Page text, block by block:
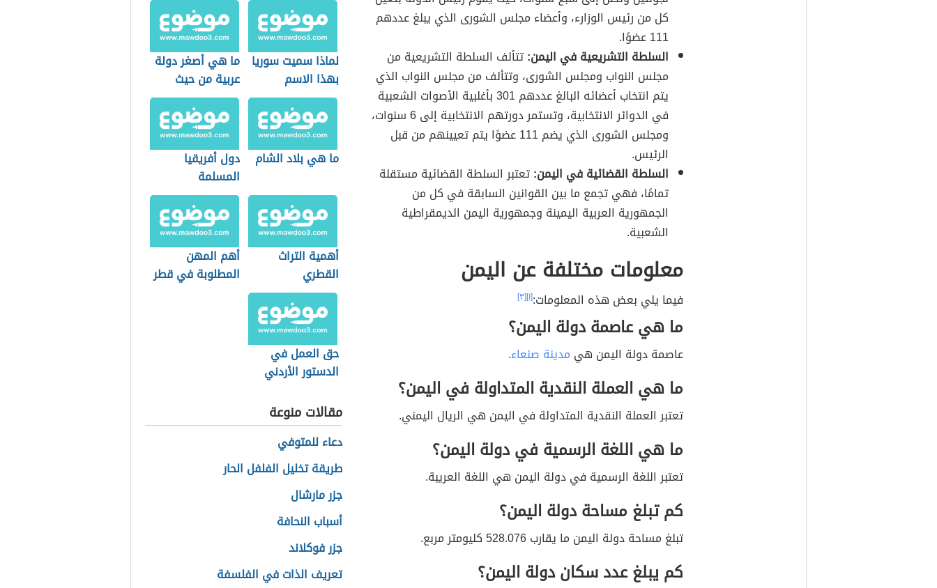
كل من رئيس الوزارء، وأعضاء مجلس الشورى الذي يبلغ عددهم
111 عضوًا.
السلطة التشريعية في اليمن:تتألف السلطة التشريعية من
مجلس النواب ومجلس الشورى، وتتألف من مجلس النواب الذي
يتم انتخاب أعضائه البالغ عددهم 301 بأغلبية الأصوات الشعبية
في الدوائر الانتخابية، وتستمر دورتهم الانتخابية إلى 6 سنوات،
ومجلس الشورى الذي يضم 111 عضوًا يتم تعيينهم من قبل
الرئيس.
السلطة القضائية في اليمن:تعتبر السلطة القضائية مستقلة
تمامًا، فهي تجمع ما بين القوانين السابقة في كل من
الجمهورية العربية اليمينة وجمهورية اليمن الديمقراطية
الشعبية.
معلومات مختلفة عن اليمن
فيما يلي بعض هذه المعلومات:[١] [٣]
ما هي عاصمة دولة اليمن؟
عاصمة دولة اليمن هي مدينة صنعاء.
ما هي العملة النقدية المتداولة في اليمن؟
تعتبر العملة النقدية المتداولة في اليمن هي الريال اليمني.
ما هي اللغة الرسمية في دولة اليمن؟
تعتبر اللغة الرسمية في دولة اليمن هي اللغة العريبة.
كم تبلغ مساحة دولة اليمن؟
تبلغ مساحة دولة اليمن ما يقارب 528.076 كليومتر مربع.
كم يبلغ عدد سكان دولة اليمن؟
لماذا سميت سوريا
بهذا الاسم
ما هي أصغر دولة
عربية من حيث
المساحة
ما هي بلاد الشام
دول أفريقيا
المسلمة
أهمية التراث
القطري
أهم المهن
المطلوبة في قطر
حق العمل في
الدستور الأردني
مقالات منوعة
دعاء للمتوفي
طريقة تخليل الفلفل الحار
جزر مارشال
أسباب النحافة
جزر فوكلاند
تعريف الذات في الفلسفة